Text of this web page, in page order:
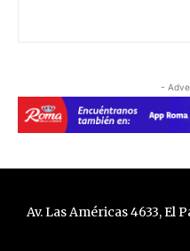
-
Av. Las Américas 4633, El